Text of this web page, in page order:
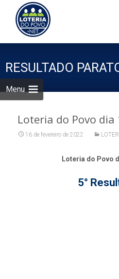
Menu
RESULTADO
Loteria do Povo dia
16 de fevereiro de 2022
Loteria do Povo
5°